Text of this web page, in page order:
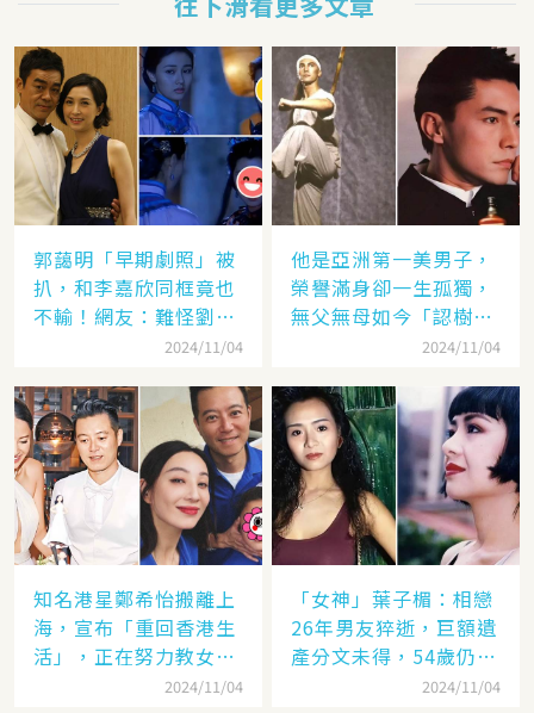
郭藹明「早期劇照」被
扒，和李嘉欣同框竟也
不輸！網友：難怪劉青
2024/11/04
他是亞洲第一美男子，
榮譽滿身卻一生孤獨，
無父無母如今「認樹為
祖父母」：太凄涼2024/11/04
知名港星鄭希怡搬離上
海，宣布「重回香港生
活」，正在努力教女兒
2024/11/04
「女神」葉子楣：相戀
26年男友猝逝，巨額遺
產分文未得，54歲仍單
2024/11/04